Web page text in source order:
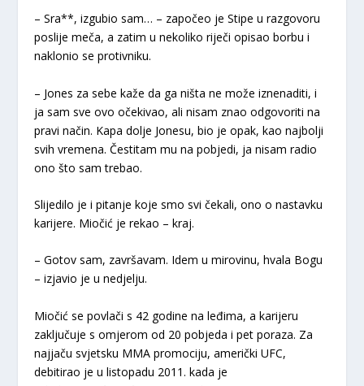
– Sra**, izgubio sam… – započeo je Stipe u razgovoru
poslije meča, a zatim u nekoliko riječi opisao borbu i
naklonio se protivniku.
– Jones za sebe kaže da ga ništa ne može iznenaditi, i
ja sam sve ovo očekivao, ali nisam znao odgovoriti na
pravi način. Kapa dolje Jonesu, bio je opak, kao najbolji
svih vremena. Čestitam mu na pobjedi, ja nisam radio
ono što sam trebao.
Slijedilo je i pitanje koje smo svi čekali, ono o nastavku
karijere. Miočić je rekao – kraj.
– Gotov sam, završavam. Idem u mirovinu, hvala Bogu
– izjavio je u nedjelju.
Miočić se povlači s 42 godine na leđima, a karijeru
zaključuje s omjerom od 20 pobjeda i pet poraza. Za
najjaču svjetsku MMA promociju, američki UFC,
debitirao je u listopadu 2011. kada je